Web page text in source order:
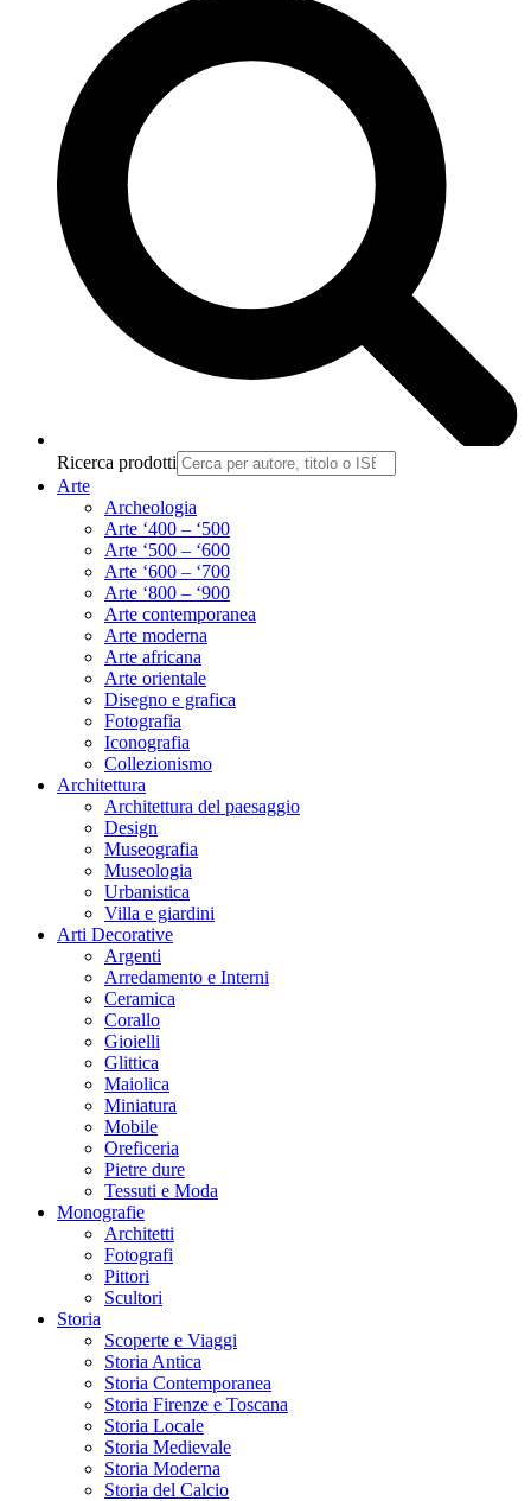
Ricerca prodotti
Arte
Archeologia
Arte ‘400 – ‘500
Arte ‘500 – ‘600
Arte ‘600 – ‘700
Arte ‘800 – ‘900
Arte contemporanea
Arte moderna
Arte africana
Arte orientale
Disegno e grafica
Fotografia
Iconografia
Collezionismo
Architettura
Architettura del paesaggio
Design
Museografia
Museologia
Urbanistica
Villa e giardini
Arti Decorative
Argenti
Arredamento e Interni
Ceramica
Corallo
Gioielli
Glittica
Maiolica
Miniatura
Mobile
Oreficeria
Pietre dure
Tessuti e Moda
Monografie
Architetti
Fotografi
Pittori
Scultori
Storia
Scoperte e Viaggi
Storia Antica
Storia Contemporanea
Storia Firenze e Toscana
Storia Locale
Storia Medievale
Storia Moderna
Storia del Calcio